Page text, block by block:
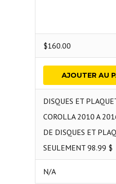
$160.00
AJOUTER AU
DISQUES ET
COROLLA 2010 A
DE DISQUES ET
SEULEMENT 98.99 $
N/A